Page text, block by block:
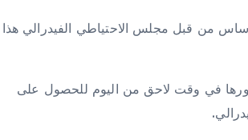
ثلاث تخفيضات في أسعار الفائدة بمقدار 25 نقطة أساس من قبل مجلس الاحتياطي الفيدرالي هذا
في وقت لاحق من اليوم للحصول على